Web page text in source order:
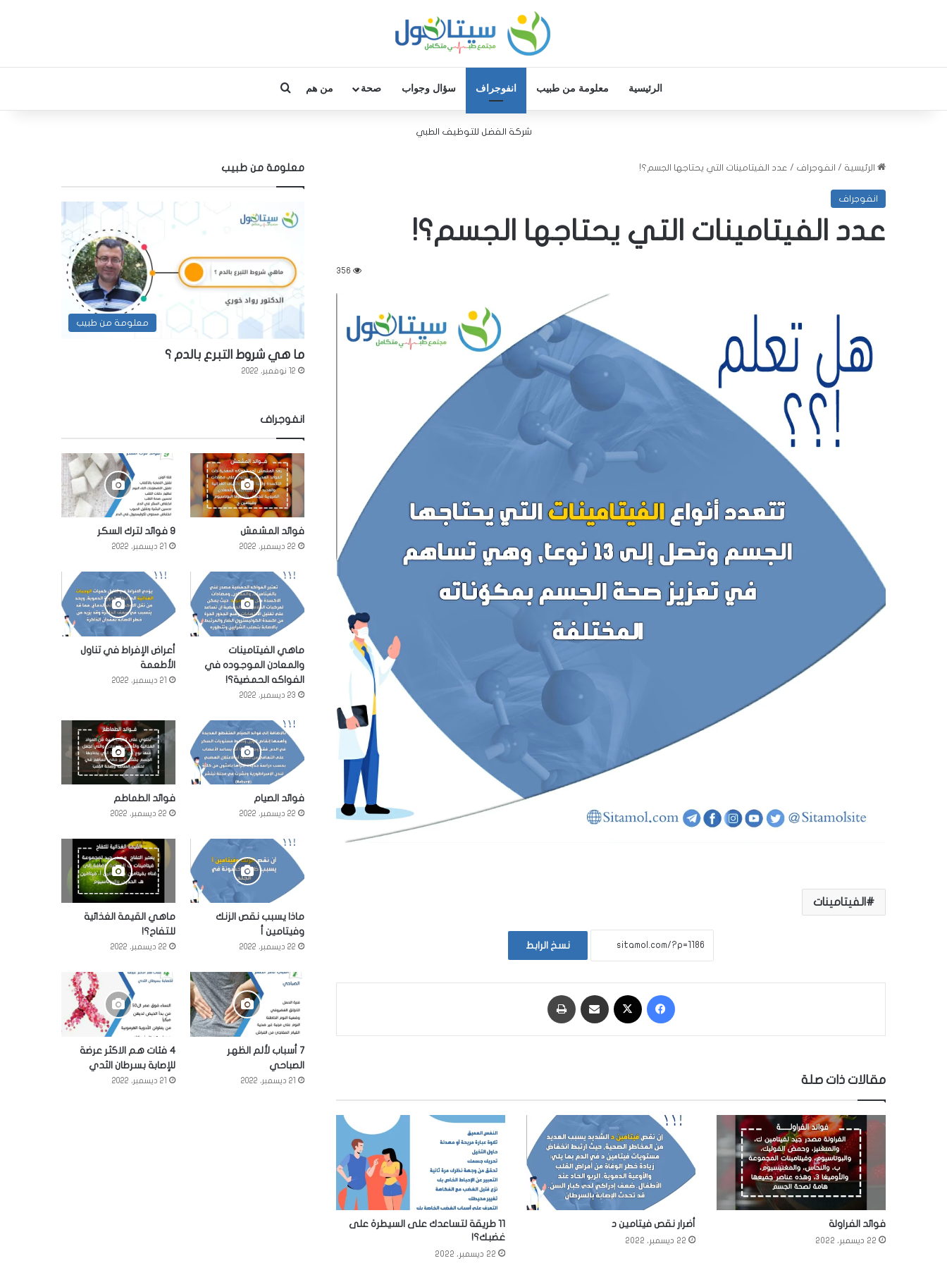
الرئيسية معلومة من طبيب انفوجراف سؤال وجواب صحة من هم
شركة الفضل للتوظيف الطبي
الرئيسية / انفوجراف / عدد الفيتامينات التي يحتاجها الجسم؟!
انفوجراف
عدد الفيتامينات التي يحتاجها الجسم؟!
356
الفيتامينات
نسخ الرابط
مقالات ذات صلة
فوائد الفراولة
22 ديسمبر، 2022
أضرار نقص فيتامين د
22 ديسمبر، 2022
11 طريقة لتساعدك على السيطرة على
غضبك؟!
22 ديسمبر، 2022
معلومة من طبيب
معلومة من طبيب
ما هي شروط التبرع بالدم ؟
12 نوفمبر، 2022
انفوجراف
فوائد المشمش
22 ديسمبر، 2022
9 فوائد لترك السكر
21 ديسمبر، 2022
ماهي الفيتامينات
والمعادن الموجوده في
الفواكه الحمضية؟!
23 ديسمبر، 2022
أعراض الإفراط في تناول
الأطعمة
21 ديسمبر، 2022
فوائد الصيام
22 ديسمبر، 2022
فوائد الطماطم
22 ديسمبر، 2022
ماذا يسبب نقص الزنك
وفيتامين أ
22 ديسمبر، 2022
ماهي القيمة الغذائية
للتفاح؟!
22 ديسمبر، 2022
7 أسباب لألم الظهر
الصباحي
21 ديسمبر، 2022
4 فئات هم الاكثر عرضة
للإصابة بسرطان الثدي
21 ديسمبر، 2022